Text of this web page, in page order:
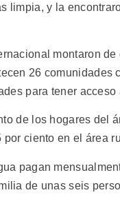
limpia, y la
montaron
26 comunidades
para tener acceso
de los hogares del
ciento en el área
pagan
de unas seis